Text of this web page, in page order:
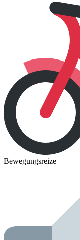
Bewegungsreize